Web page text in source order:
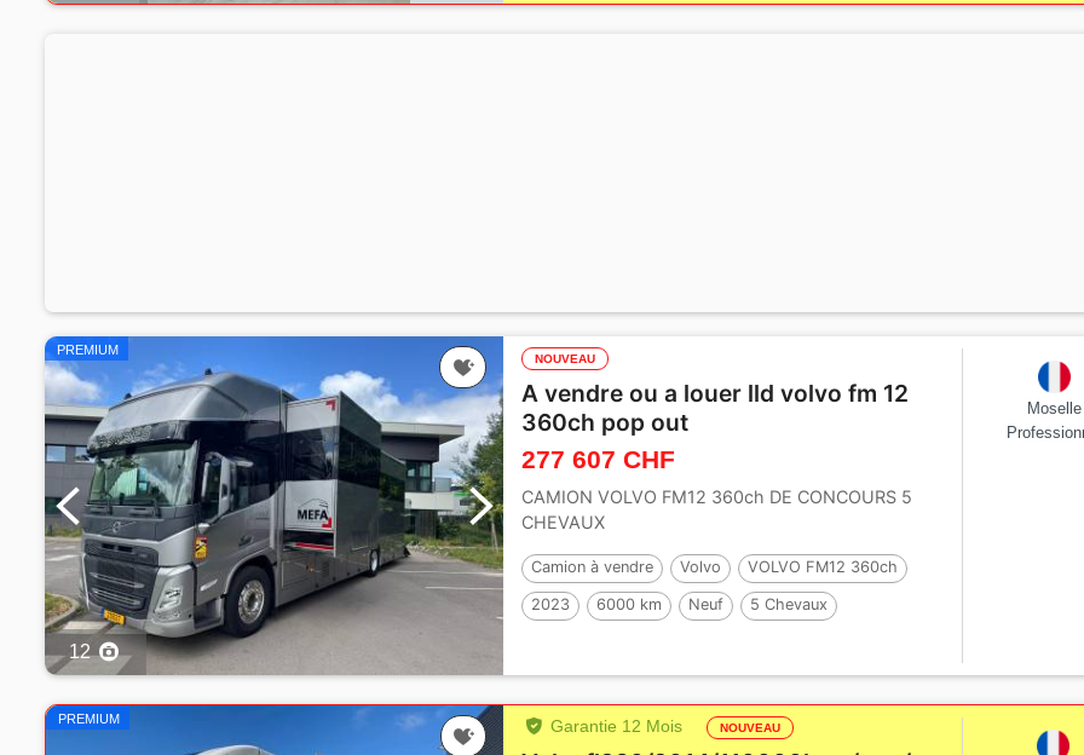
PREMIUM
12
NOUVEAU
A vendre ou a louer lld volvo fm 12
360ch pop out
277 607 CHF
CAMION VOLVO FM12 360ch DE CONCOURS 5
CHEVAUX
Camion à vendre Volvo VOLVO FM12 360ch
2023 6000 km Neuf 5 Chevaux
Moselle
PREMIUM Garantie 12 Mois NOUVEAU